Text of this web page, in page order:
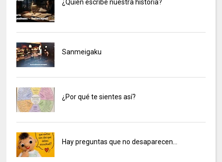
¿Quién escribe nuestra historia?
Sanmeigaku
¿Por qué te sientes así?
Hay preguntas que no desaparecen…